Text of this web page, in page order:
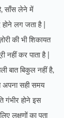
साँस लेने में
लग जता है |
की भी शिकायत
कर पाता है |
बात बिकुल नहीं है,
अपना सही समय
गंभीर होने इस
लक्षणों का पता